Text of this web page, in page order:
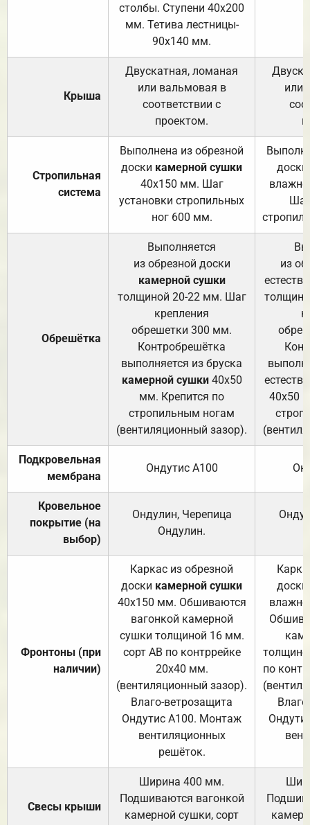
столбы. Ступени 40х200
мм. Тетива лестницы-
90х140 мм.
Крыша
Двускатная, ломаная
или вальмовая в
соответствии с
проектом.
или
Стропильная
система
Выполнена из обрезной
доски камерной сушки
40х150 мм. Шаг
установки стропильных
ног 600 мм.
доски
Обрешётка
Выполняется
из обрезной доски
камерной сушки
толщиной 20-22 мм. Шаг
крепления
обрешетки 300 мм.
Контробрешётка
выполняется из бруска
камерной сушки40х50
мм. Крепится по
стропильным ногам
(вентиляционный зазор).
из
40х50
Подкровельная
мембрана
Ондутис А100
Кровельное
покрытие (на
выбор)
Ондулин, Черепица
Ондулин.
Фронтоны (при
наличии)
Каркас из обрезной
доски камерной сушки
40х150 мм. Обшиваются
вагонкой камерной
сушки толщиной 16 мм.
сорт АВ по контррейке
20х40 мм.
(вентиляционный зазор).
Влаго-ветрозащита
Ондутис А100. Монтаж
вентиляционных
решёток.
доски
по
Свесы крыши
Ширина 400 мм.
Подшиваются вагонкой
камерной сушки, сорт